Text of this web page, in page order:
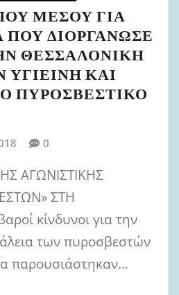
ΜΕΣΟΥ ΓΙΑ
ΔΙΟΡΓΑΝΩΣΕ
ΘΕΣΣΑΛΟΝΙΚΗ
ΚΑΙ
ΠΥΡΟΣΒΕΣΤΙΚΟ
0
ΑΓΩΝΙΣΤΙΚΗΣ
ΣΤΗ
κίνδυνοι για την
των πυροσβεστών
παρουσιάστηκαν…